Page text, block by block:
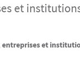
et
entreprises et